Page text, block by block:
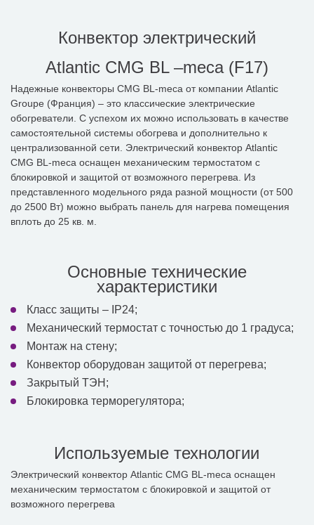
Конвектор электрический
Atlantic CMG BL –meca (F17)
Надежные конвекторы CMG BL-meca от компании Atlantic
Groupe (Франция) – это классические электрические
обогреватели. С успехом их можно использовать в качестве
самостоятельной системы обогрева и дополнительно к
централизованной сети. Электрический конвектор Atlantic
CMG BL-meca оснащен механическим термостатом с
блокировкой и защитой от возможного перегрева. Из
представленного модельного ряда разной мощности (от 500
до 2500 Вт) можно выбрать панель для нагрева помещения
вплоть до 25 кв. м.
Основные технические
характеристики
Класс защиты – IP24;
Механический термостат с точностью до 1 градуса;
Монтаж на стену;
Конвектор оборудован защитой от перегрева;
Закрытый ТЭН;
Блокировка терморегулятора;
Используемые технологии
Электрический конвектор Atlantic CMG BL-meca оснащен
механическим термостатом с блокировкой и защитой от
возможного перегрева